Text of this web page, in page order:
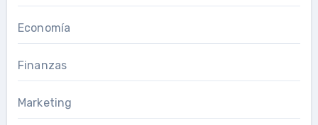
Economía
Finanzas
Marketing